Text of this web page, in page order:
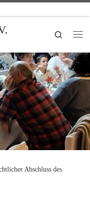
Search
Abschluss des